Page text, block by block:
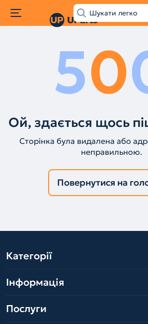
50
Ой, здається щось
Сторінка була видалена або
неправильною.
Повернутися на
Категорії
Інформація
Послуги